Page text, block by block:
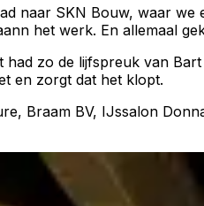
naar SKN Bouw, waar
het werk. En allemaal
zo de lijfspreuk van
en zorgt dat het klopt.
Braam BV, IJssalon